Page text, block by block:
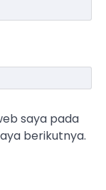
saya pada
berikutnya.